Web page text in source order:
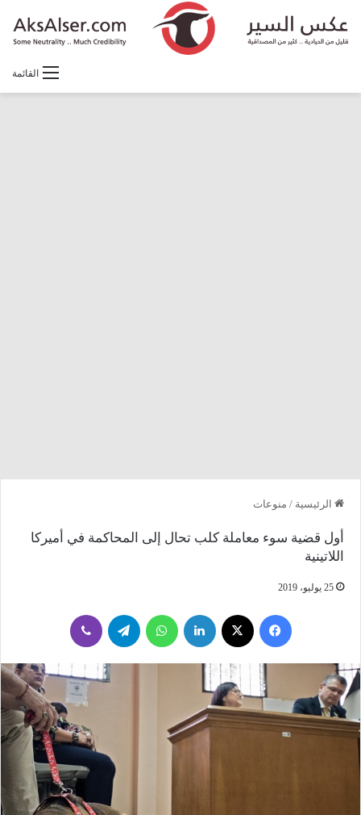
القائمة
الرئيسية / منوعات
أول قضية سوء معاملة كلب تحال إلى المحاكمة في أميركا
اللاتينية
25 يوليو، 2019
فيسبوك لينكدإن واتساب تيلقرام